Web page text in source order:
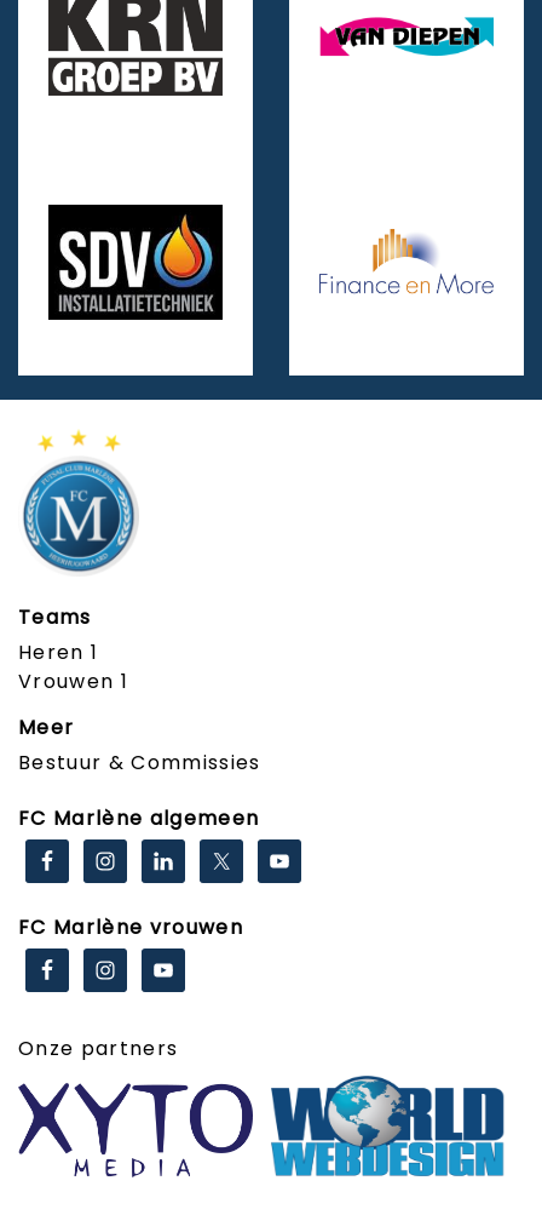
Teams
Heren 1
Vrouwen 1
Meer
Bestuur & Commissies
FC Marlène algemeen
FC Marlène vrouwen
Onze partners